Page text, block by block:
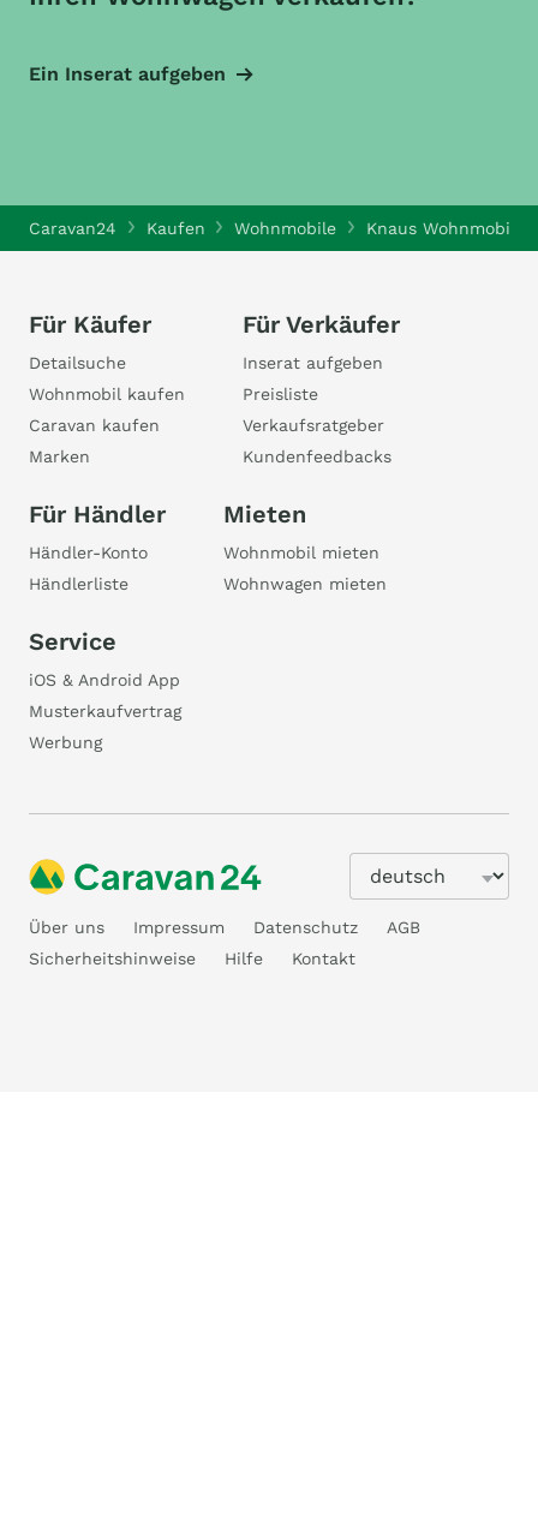
Ein Inserat aufgeben
Caravan24 Kaufen Wohnmobile Knaus Wohnmobile
Für Käufer
Detailsuche
Wohnmobil kaufen
Caravan kaufen
Marken
Für Verkäufer
Inserat aufgeben
Preisliste
Verkaufsratgeber
Kundenfeedbacks
Für Händler
Händler-Konto
Händlerliste
Mieten
Wohnmobil mieten
Wohnwagen mieten
Service
iOS & Android App
Musterkaufvertrag
Werbung
Über uns Impressum Datenschutz
AGB
Sicherheitshinweise
Hilfe Kontakt